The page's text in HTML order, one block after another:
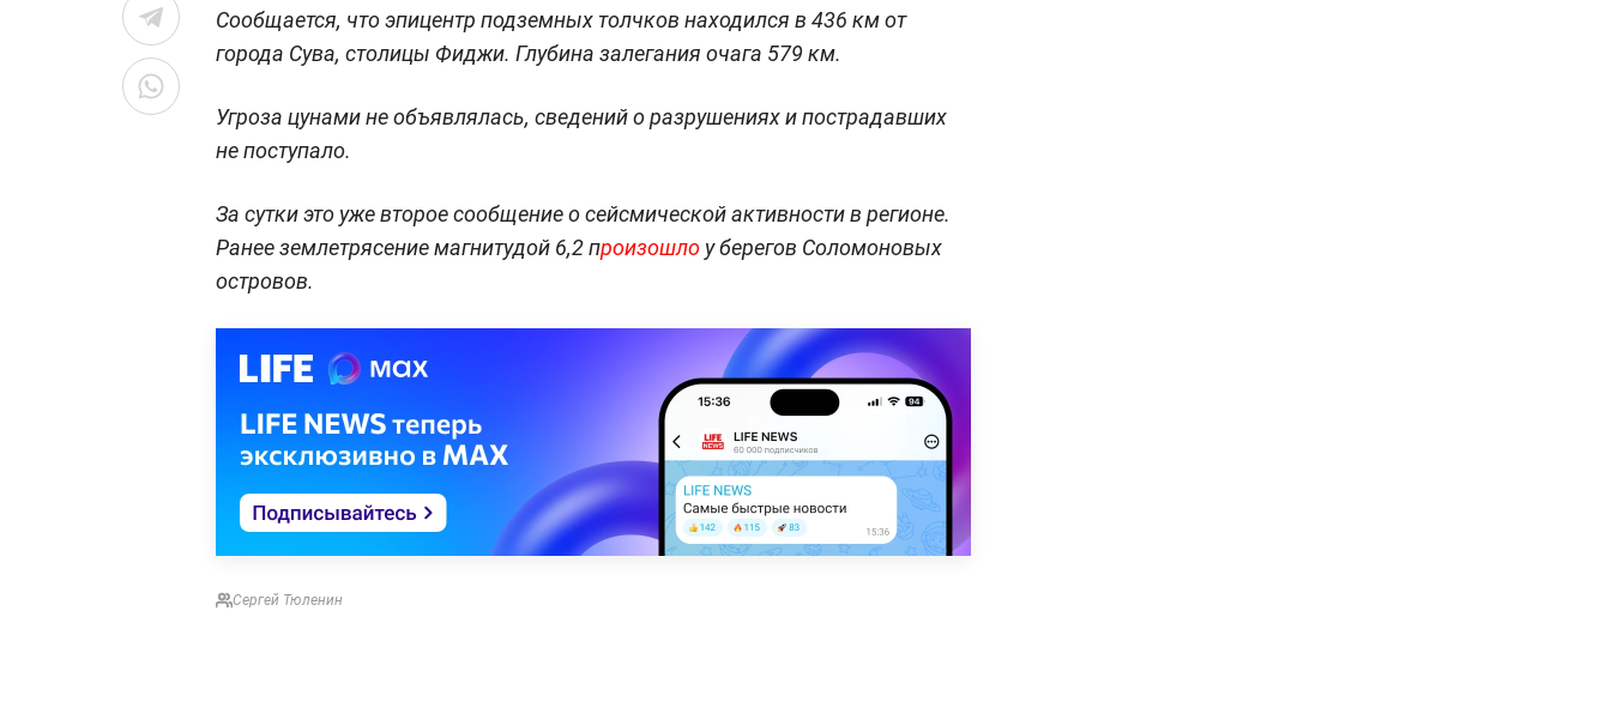
Сообщается, что эпицентр подземных толчков находился в 436 км от
города Сува, столицы Фиджи. Глубина залегания очага 579 км.
Угроза цунами не объявлялась, сведений о разрушениях и пострадавших
не поступало.
За сутки это уже второе сообщение о сейсмической активности в регионе.
Ранее землетрясение магнитудой 6,2 произошло у берегов Соломоновых
островов.
Сергей Тюленин